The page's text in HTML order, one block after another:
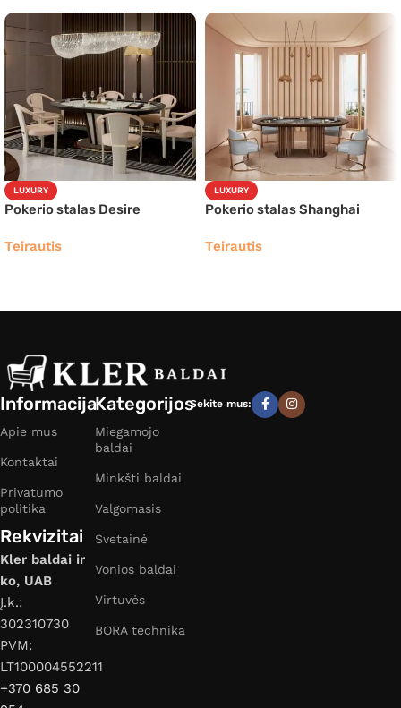
LUXURY
Pokerio stalas Desire
Teirautis
LUXURY
Pokerio stalas Shanghai
Teirautis
Informacija
Apie mus
Kontaktai
Privatumo
politika
Rekvizitai
Kler baldai ir
ko, UAB
Į.k.:
302310730
PVM:
LT100004552211
+370 685 30
Kategorijos
Miegamojo
baldai
Minkšti baldai
Valgomasis
Svetainė
Vonios baldai
Virtuvės
BORA technika
Sekite mus: